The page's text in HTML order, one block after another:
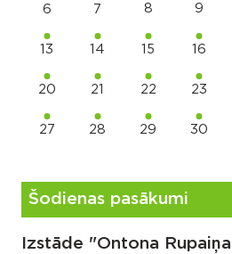
6 7 8 9
13 14 15 16
20 21 22 23
27 28 29 30
Šodienas pasākumi
Izstāde "Ontona